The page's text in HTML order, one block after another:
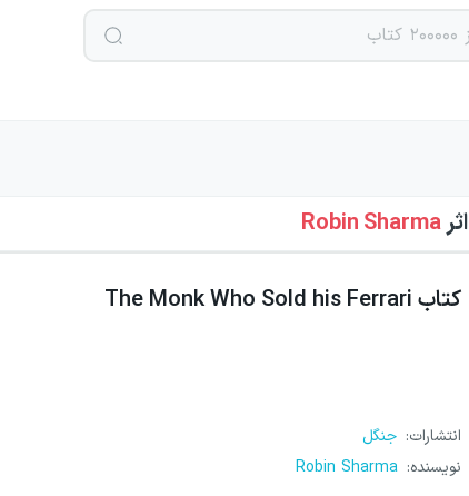
اثرRobin Sharma
کتاب The Monk Who Sold his Ferrari
انتشارات: جنگل
نویسنده:
Robin Sharma